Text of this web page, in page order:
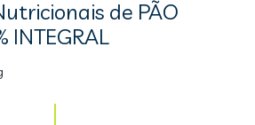
de PÃO
INTEGRAL